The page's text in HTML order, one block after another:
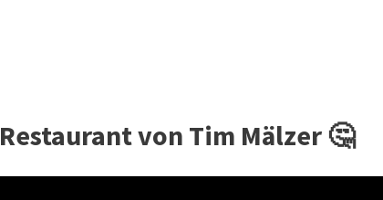
von Tim Mälzer 🤔